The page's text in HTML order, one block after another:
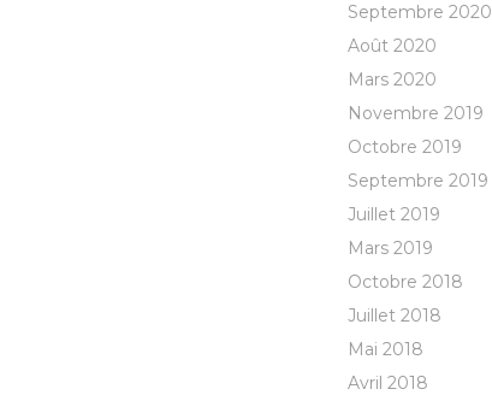
Septembre 2020
Août 2020
Mars 2020
Novembre 2019
Octobre 2019
Septembre 2019
Juillet 2019
Mars 2019
Octobre 2018
Juillet 2018
Mai 2018
Avril 2018